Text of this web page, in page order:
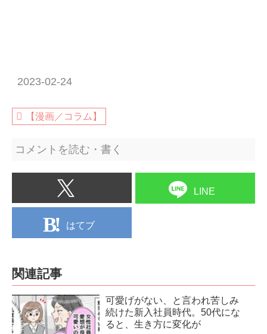
2023-02-24
【漫画／コラム】
コメントを読む・書く
LINE
はてブ
関連記事
可愛げがない、と言われ苦しみ
続けた新入社員時代。50代にな
ると、生き方に変化が